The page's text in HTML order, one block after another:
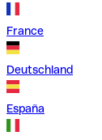
France
Deutschland
España